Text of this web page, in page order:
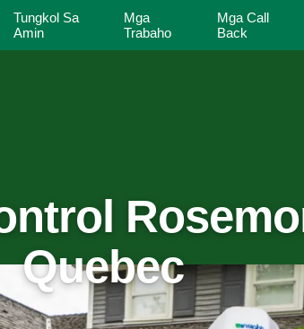
Tungkol Sa
Amin
Mga
Trabaho
Mga Call
Back
Quebec